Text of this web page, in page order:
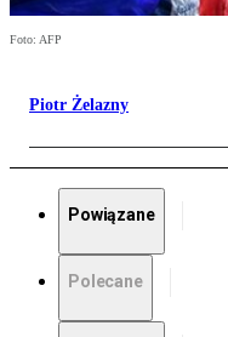
Foto: AFP
Piotr Żelazny
Powiązane
Polecane